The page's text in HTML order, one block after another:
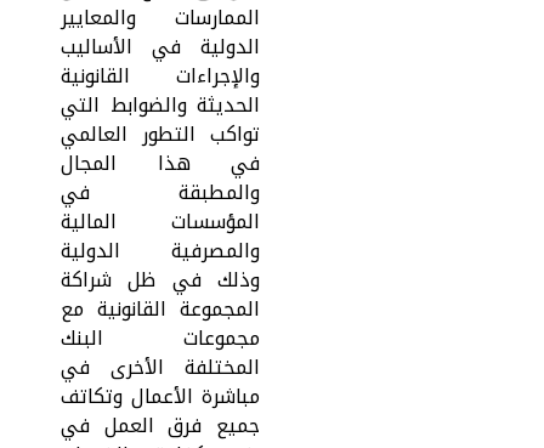
الممارسات والمعايير
الدولية في الأساليب
والإجراءات القانونية
الحديثة والضوابط التي
تواكب التطور العالمي
في هذا المجال
والمطبقة في
المؤسسات المالية
والمصرفية الدولية
وذلك في ظل شراكة
المجموعة القانونية مع
مجموعات البنك
المختلفة الأخرى في
مباشرة الأعمال وتكاتف
جميع فرق العمل في